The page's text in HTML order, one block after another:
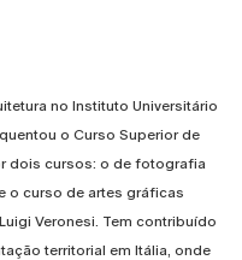
no Instituto Universitário
o Curso Superior de
dois cursos: o de fotografia
o curso de artes gráficas
Veronesi. Tem contribuído
territorial em Itália, onde